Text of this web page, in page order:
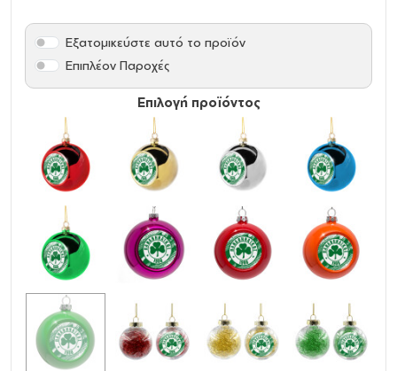
Επιλογή προϊόντος
Εξατομικεύστε αυτό το προϊόν
Επιπλέον Παροχές